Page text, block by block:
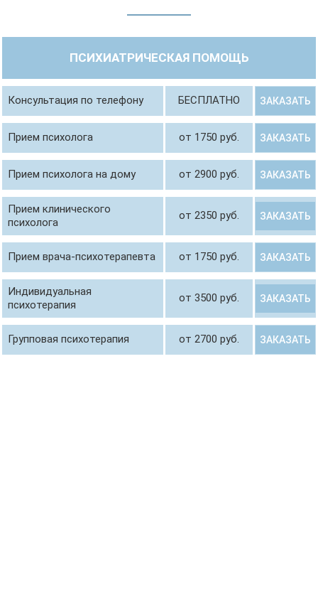
ПСИХИАТРИЧЕСКАЯ ПОМОЩЬ
Консультация по телефону БЕСПЛАТНО ЗАКАЗАТЬ
Прием психолога от 1750 руб. ЗАКАЗАТЬ
Прием психолога на дому от 2900 руб. ЗАКАЗАТЬ
Прием клинического
психолога
от 2350 руб. ЗАКАЗАТЬ
Прием врача-психотерапевта от 1750 руб. ЗАКАЗАТЬ
Индивидуальная
психотерапия
от 3500 руб. ЗАКАЗАТЬ
Групповая психотерапия от 2700 руб. ЗАКАЗАТЬ